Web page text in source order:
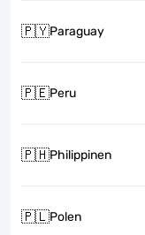
🇵🇾Paraguay
🇵🇪Peru
🇵🇭Philippinen
🇵🇱Polen